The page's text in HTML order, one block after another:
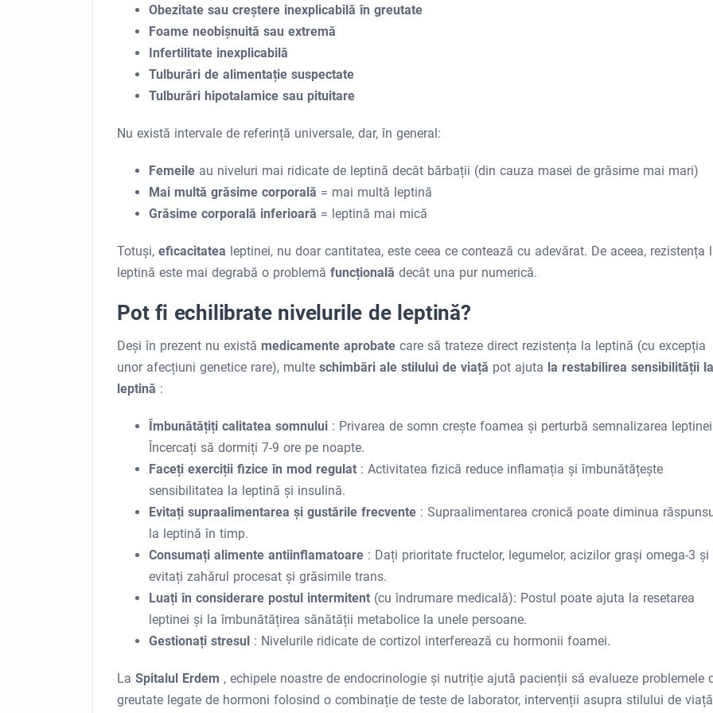
Obezitate sau creștere inexplicabilă în greutate
Foame neobișnuită sau extremă
Infertilitate inexplicabilă
Tulburări de alimentație suspectate
Tulburări hipotalamice sau pituitare
Nu există intervale de referință universale, dar, în general:
Femeile au niveluri mai ridicate de leptină decât bărbații (din cauza masei de grăsime mai mari)
Mai multă grăsime corporală = mai multă leptină
Grăsime corporală inferioară = leptină mai mică
Totuși, eficacitatea leptinei, nu doar cantitatea, este ceea ce contează cu adevărat. De aceea, rezistența
leptină este mai degrabă o problemă funcțională decât una pur numerică.
Pot fi echilibrate nivelurile de leptină?
Deși în prezent nu există medicamente aprobate care să trateze direct rezistența la leptină (cu excepția
unor afecțiuni genetice rare), multe schimbări ale stilului de viață pot ajuta la restabilirea sensibilității la
leptină :
Îmbunătățiți calitatea somnului : Privarea de somn crește foamea și perturbă semnalizarea
Încercați să dormiți 7-9 ore pe noapte.
Faceți exerciții fizice în mod regulat : Activitatea fizică reduce inflamația și îmbunătățește
sensibilitatea la leptină și insulină.
Evitați supraalimentarea și gustările frecvente : Supraalimentarea cronică poate diminua
la leptină în timp.
Consumați alimente antiinflamatoare : Dați prioritate fructelor, legumelor, acizilor grași omega-3 și
evitați zahărul procesat și grăsimile trans.
Luați în considerare postul intermitent (cu îndrumare medicală): Postul poate ajuta la resetarea
leptinei și la îmbunătățirea sănătății metabolice la unele persoane.
Gestionați stresul : Nivelurile ridicate de cortizol interferează cu hormonii foamei.
La Spitalul Erdem , echipele noastre de endocrinologie și nutriție ajută pacienții să evalueze problemele
greutate legate de hormoni folosind o combinație de teste de laborator, intervenții asupra stilului de viață